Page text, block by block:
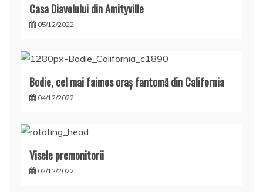
Casa Diavolului din Amityville
05/12/2022
Bodie, cel mai faimos oraş fantomă din California
04/12/2022
Visele premonitorii
02/12/2022